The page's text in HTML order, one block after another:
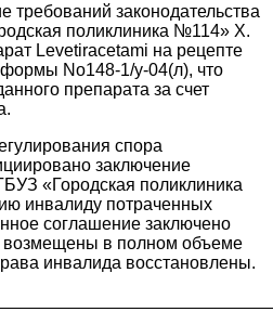
требований законодательства
поликлиника №114» Х.
Levetiracetami на рецепте
No148-1/у-04(л), что
препарата за счет
спора
заключение
«Городская поликлиника
инвалиду потраченных
соглашение заключено
возмещены в полном объеме
инвалида восстановлены.